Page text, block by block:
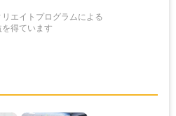
エイトプログラムによる
を得ています